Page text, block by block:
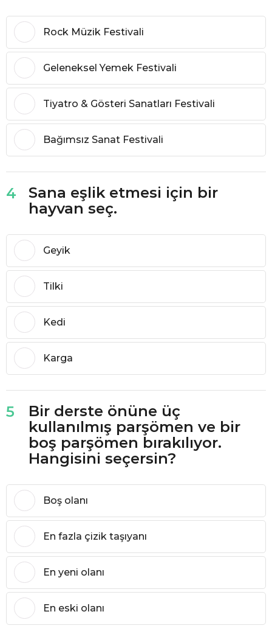
Rock Müzik Festivali
Geleneksel Yemek Festivali
Tiyatro & Gösteri Sanatları Festivali
Bağımsız Sanat Festivali
4
Sana eşlik etmesi için bir
hayvan seç.
Geyik
Tilki
Kedi
Karga
5
Bir derste önüne üç
kullanılmış parşömen ve bir
boş parşömen bırakılıyor.
Hangisini seçersin?
Boş olanı
En fazla çizik taşıyanı
En yeni olanı
En eski olanı